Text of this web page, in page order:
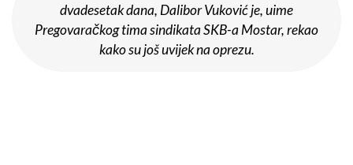
dvadesetak dana, Dalibor Vuković je, uime
Pregovaračkog tima sindikata SKB-a Mostar, rekao
kako su još uvijek na oprezu.